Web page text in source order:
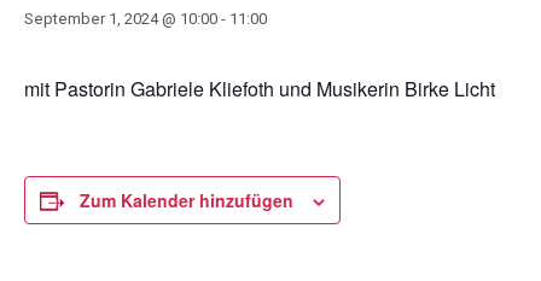
September 1, 2024 @ 10:00 - 11:00
mit Pastorin Gabriele Kliefoth und Musikerin Birke Licht
Zum Kalender hinzufügen